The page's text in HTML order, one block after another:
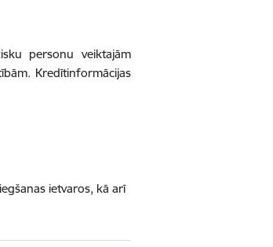
personu veiktajām
Kredītinformācijas
ietvaros, kā arī